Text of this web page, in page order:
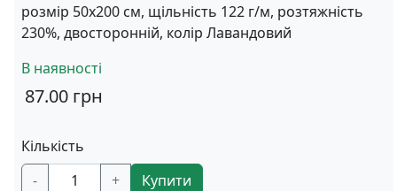
розмір 50х200 см, щільність 122 г/м, розтяжність
230%, двосторонній, колір Лавандовий
В наявності
87.00 грн
Кількість
-
+ Купити